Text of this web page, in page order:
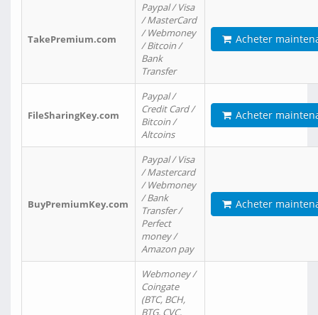
TakePremium.com
Paypal / Visa
/ MasterCard
/ Webmoney
/ Bitcoin /
Bank
Transfer
Acheter
FileSharingKey.com
Paypal /
Credit Card /
Bitcoin /
Altcoins
Acheter
BuyPremiumKey.com
Paypal / Visa
/ Mastercard
/ Webmoney
/ Bank
Transfer /
Perfect
money /
Amazon pay
Acheter
Webmoney /
Coingate
(BTC, BCH,
BTG, CVC,